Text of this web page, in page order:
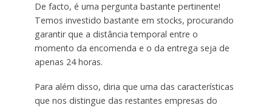
De facto, é uma pergunta bastante pertinente!
Temos investido bastante em stocks, procurando
garantir que a distância temporal entre o
momento da encomenda e o da entrega seja de
apenas 24 horas.
Para além disso, diria que uma das características
que nos distingue das restantes empresas do